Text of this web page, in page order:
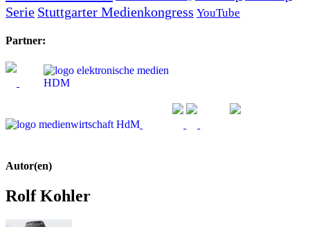
Serie Stuttgarter Medienkongress YouTube
Partner:
Autor(en)
Rolf Kohler